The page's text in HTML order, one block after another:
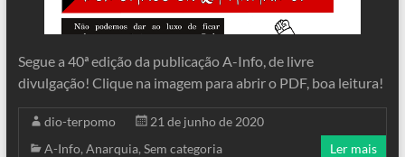
Segue a 40ª edição da publicação A-Info, de livre
divulgação! Clique na imagem para abrir o PDF, boa leitura!
dio-terpomo
21 de junho de 2020
A-Info, Anarquia, Sem categoria Ler mais